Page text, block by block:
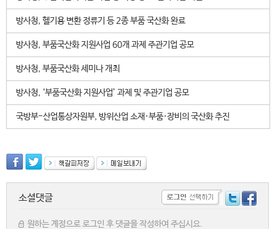
방사청, 헬기용 변환 정류기 등 2종 부품 국산화 완료
방사청, 부품국산화 지원사업 60개 과제 주관기업 공모
방사청, 부품국산화 세미나 개최
방사청, ‘부품국산화 지원사업’ 과제 및 주관기업 공모
국방부-산업통상자원부, 방위산업 소재·부품·장비의 국산화 추진
소셜댓글
원하는 계정으로 로그인 후 댓글을 작성하여 주십시요.